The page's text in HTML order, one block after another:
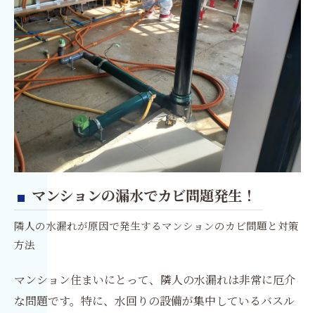
マンションの漏水でカビ問題発生！
隣人の水漏れが原因で発生するマンションのカビ問題と対策
方法
マンション住まいにとって、隣人の水漏れは非常に厄介
な問題です。特に、水回りの設備が集中しているバスル